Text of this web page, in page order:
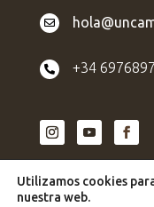

 +34
Utilizamos cookies
nuestra web.